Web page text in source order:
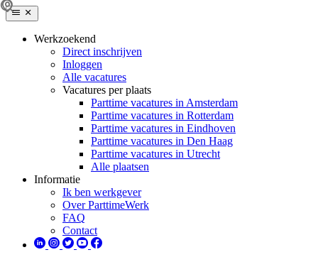
Werkzoekend
Direct inschrijven
Inloggen
Alle vacatures
Vacatures per plaats
Parttime vacatures in Amsterdam
Parttime vacatures in Rotterdam
Parttime vacatures in Eindhoven
Parttime vacatures in Den Haag
Parttime vacatures in Utrecht
Alle plaatsen
Informatie
Ik ben werkgever
Over ParttimeWerk
FAQ
Contact